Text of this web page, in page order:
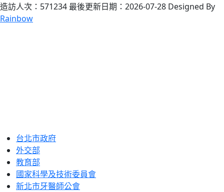
造訪人次：571234 最後更新日期：2026-07-28 Designed By
Rainbow
台北市政府
外交部
教育部
國家科學及技術委員會
新北市牙醫師公會